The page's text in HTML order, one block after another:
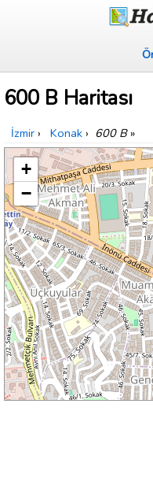
600 B Haritası
İzmir › Konak › 600 B»
+
−